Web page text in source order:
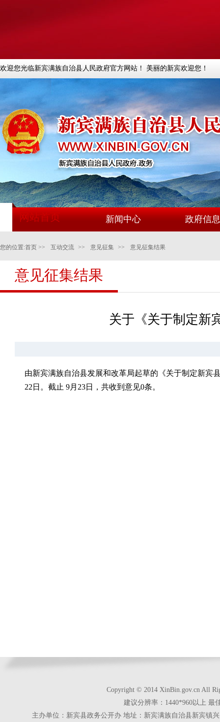
欢迎您光临新宾满族自治县人民政府官方网站！ 美丽的新宾欢迎您！
网站首页 新闻中心 政府信
您的位置:首页 >> 互动交流 >> 意见征集 >> 意见征集结果
意见征集结果
关于《关于制定新
由新宾满族自治县发展和改革局起草的《关于制定新宾
22日。截止 9月23日，共收到意见0条。
Copyright © 2014 XinBin.gov.cn All
建议分辨率：1440*960以上 最
主办单位：新宾县政务公开办 地址：新宾满族自治县新宾镇